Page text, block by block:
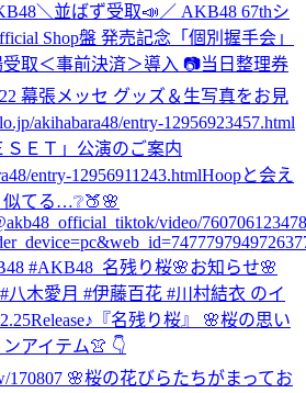
＼並ばず受取📣／ AKB48 67thシ
Shop盤 発売記念「個別握手会」
取＜事前決済＞導入 📷当日整理券
幕張メッセ グッズ＆生写真をお見
akihabara48/entry-12956923457.html
ＳＥＴ」公演のご案内
entry-12956911243.htmlHoopと会え
てる…❔🍑🌸
video/
#AKB48_名残り桜🌸お知らせ🌸
八木愛月 #伊藤百花 #川村結衣 のイ
『名残り桜』 🌸桜の思い
アイテム👚 👇
170807 🌸桜の花びらたちがまってお